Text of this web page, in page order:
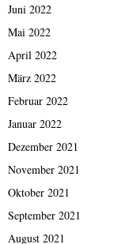
Juni 2022
Mai 2022
April 2022
März 2022
Februar 2022
Januar 2022
Dezember 2021
November 2021
Oktober 2021
September 2021
August 2021